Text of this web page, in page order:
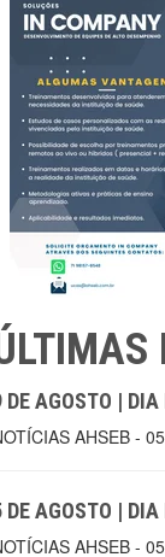
DE AGOSTO | DIA
AHSEB -
DE AGOSTO |
AHSEB -